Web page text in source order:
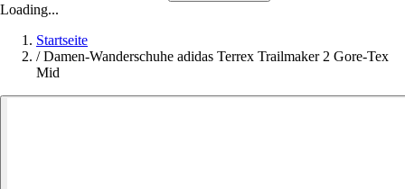
Loading...
Startseite
/ Damen-Wanderschuhe adidas Terrex Trailmaker 2 Gore-Tex
Mid